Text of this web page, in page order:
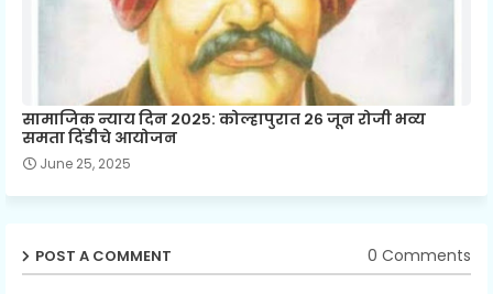
सामाजिक न्याय दिन २०२५: कोल्हापुरात २६ जून रोजी भव्य
समता दिंडीचे आयोजन
June 25, 2025
POST A COMMENT 0 Comments